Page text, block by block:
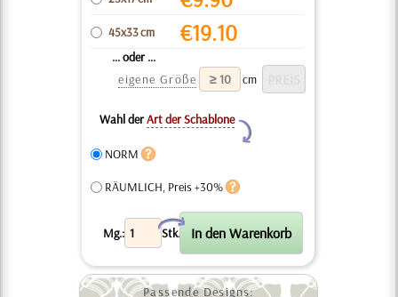
45x33 cm €19.10
... oder ...
eigene Größe
cm
Wahl derArt der Schablone
Y
NORM
RÄUMLICH, Preis +30%
Mg.: Stk.
X
Passende Designs: